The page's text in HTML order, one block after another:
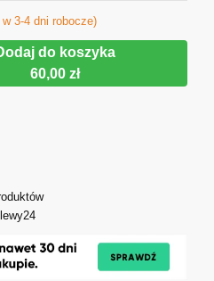
3-4 dni robocze)
do koszyka
60,00 zł